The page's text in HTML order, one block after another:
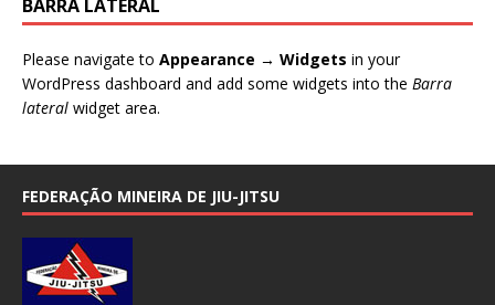
BARRA LATERAL
Please navigate to Appearance → Widgets in your
WordPress dashboard and add some widgets into the Barra
lateral widget area.
FEDERAÇÃO MINEIRA DE JIU-JITSU